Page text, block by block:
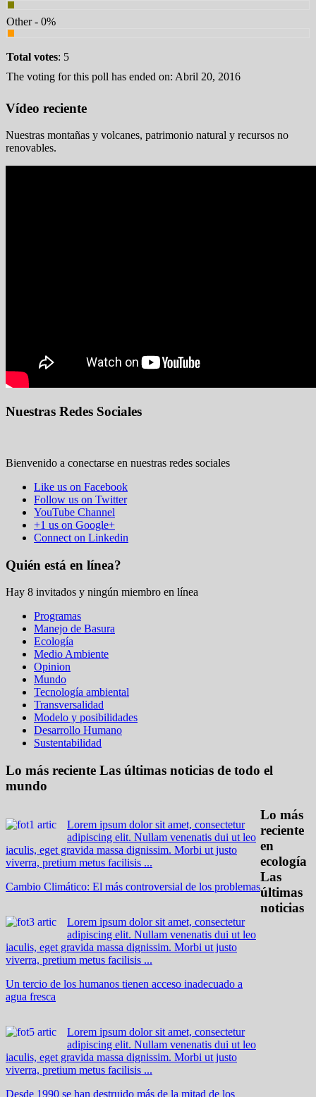
Other - 0%
Total votes: 5
The voting for this poll has ended on: Abril 20, 2016
Vídeo reciente
Nuestras montañas y volcanes, patrimonio natural y recursos no
renovables.
Nuestras Redes Sociales
Bienvenido a conectarse en nuestras redes sociales
Like us on Facebook
Follow us on Twitter
YouTube Channel
+1 us on Google+
Connect on Linkedin
Quién está en línea?
Hay 8 invitados y ningún miembro en línea
Programas
Manejo de Basura
Ecología
Medio Ambiente
Opinion
Mundo
Tecnología ambiental
Transversalidad
Modelo y posibilidades
Desarrollo Humano
Sustentabilidad
Lo más reciente Las últimas noticias de todo el
mundo
Lorem ipsum dolor sit amet, consectetur
adipiscing elit. Nullam venenatis dui ut leo
iaculis, eget gravida massa dignissim. Morbi ut justo
viverra, pretium metus facilisis ...
Cambio Climático: El más controversial de los problemas
Lorem ipsum dolor sit amet, consectetur
adipiscing elit. Nullam venenatis dui ut leo
iaculis, eget gravida massa dignissim. Morbi ut justo
viverra, pretium metus facilisis ...
Un tercio de los humanos tienen acceso inadecuado a
agua fresca
Lorem ipsum dolor sit amet, consectetur
adipiscing elit. Nullam venenatis dui ut leo
iaculis, eget gravida massa dignissim. Morbi ut justo
viverra, pretium metus facilisis ...
Desde 1990 se han destruido más de la mitad de los
Lo más
reciente
en
ecología
Las
últimas
noticias